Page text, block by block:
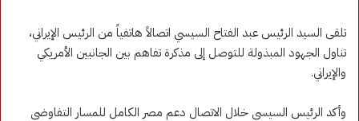
تلقى السيد الرئيس عبد الفتاح السيسي اتصالاً هاتفياً من الرئيس الإيراني،
تناول الجهود المبذولة للتوصل إلى مذكرة تفاهم بين الجانبين الأمريكي
والإيراني.
وأكد الرئيس السيسي خلال الاتصال دعم مصر الكامل للمسار التفاوضي